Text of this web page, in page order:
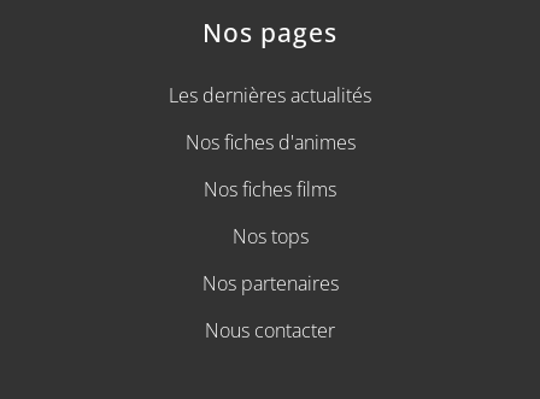
Nos pages
Les dernières actualités
Nos fiches d'animes
Nos fiches films
Nos tops
Nos partenaires
Nous contacter